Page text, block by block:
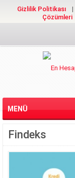
Gizlilik Politikası
Çözümleri
MENÜ
Findeks